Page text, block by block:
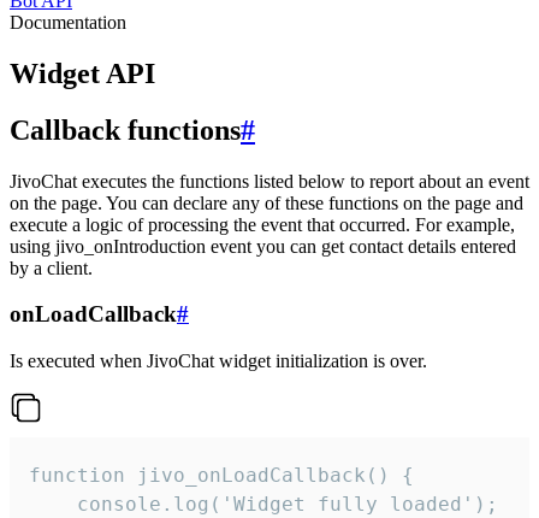
Documentation
Widget API
Callback functions#
JivoChat executes the functions listed below to report about an event
on the page. You can declare any of these functions on the page and
execute a logic of processing the event that occurred. For example,
using jivo_onIntroduction event you can get contact details entered
by a client.
onLoadCallback#
Is executed when JivoChat widget initialization is over.
function jivo_onLoadCallback() {
    console.log('Widget fully loaded');